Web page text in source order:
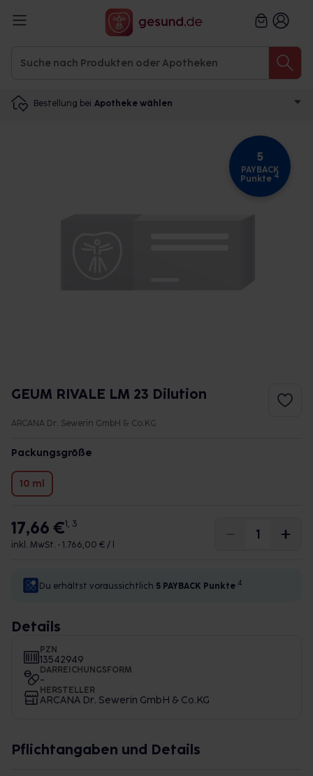
Bestellung bei Apotheke wählen
5
PAYBACK
Punkte 4
GEUM RIVALE LM 23 Dilution
ARCANA Dr. Sewerin GmbH & Co.KG
Packungsgröße
10 ml
17,66 €1, 3
inkl. MwSt. • 1.766,00 € / l
Du erhältst voraussichtlich 5 PAYBACK Punkte 4
Details
PZN
13542949
DARREICHUNGSFORM
-
HERSTELLER
ARCANA Dr. Sewerin GmbH & Co.KG
Pflichtangaben und Details